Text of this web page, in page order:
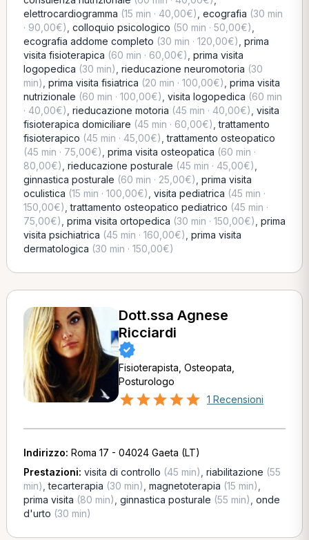
elettrocardiogramma (15 min · 40,00€) ecografia (30 min
· 90,00€) colloquio psicologico (50 min · 50,00€)
ecografia addome completo (30 min · 120,00€) prima
visita fisioterapica (60 min · 60,00€) prima visita
logopedica (30 min) rieducazione neuromotoria (30
min) prima visita fisiatrica (20 min · 100,00€) prima visita
nutrizionale (60 min · 100,00€) visita logopedica (60 min
· 40,00€) rieducazione motoria (45 min · 40,00€) visita
fisioterapica domiciliare (45 min · 60,00€) ,trattamento
fisioterapico (45 min · 45,00€) ,trattamento osteopatico
(45 min · 75,00€) prima visita osteopatica (60 min ·
80,00€) rieducazione posturale (45 min · 45,00€)
ginnastica posturale (60 min · 25,00€) prima visita
oculistica (15 min · 100,00€) visita pediatrica (45 min ·
150,00€) ,trattamento osteopatico pediatrico (45 min ·
75,00€) prima visita ortopedica (30 min · 150,00€) prima
visita psichiatrica (45 min · 160,00€) prima visita
dermatologica (30 min · 150,00€)
Dott.ssa Agnese
Ricciardi
Fisioterapista, Osteopata,
Posturologo
1 Recensioni
Indirizzo: Roma 17 - 04024 Gaeta (LT)
Prestazioni: visita di controllo (45 min) riabilitazione (55
min) ,tecarterapia (30 min) magnetoterapia (15 min)
prima visita (80 min) ginnastica posturale (55 min) onde
d'urto (30 min)